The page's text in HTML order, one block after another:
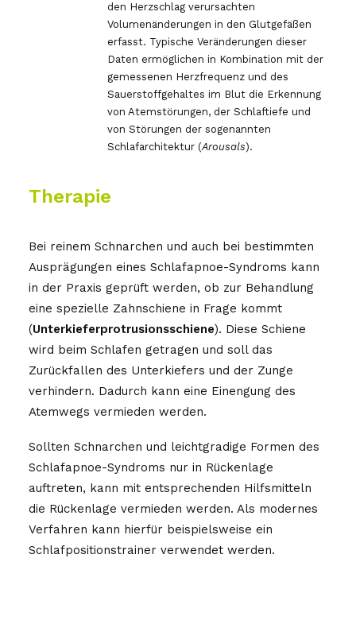
den Herzschlag verursachten
Volumenänderungen in den Glutgefäßen
erfasst. Typische Veränderungen dieser
Daten ermöglichen in Kombination mit der
gemessenen Herzfrequenz und des
Sauerstoffgehaltes im Blut die Erkennung
von Atemstörungen, der Schlaftiefe und
von Störungen der sogenannten
Schlafarchitektur (Arousals).
Therapie
Bei reinem Schnarchen und auch bei bestimmten
Ausprägungen eines Schlafapnoe-Syndroms kann
in der Praxis geprüft werden, ob zur Behandlung
eine spezielle Zahnschiene in Frage kommt
(Unterkieferprotrusionsschiene). Diese Schiene
wird beim Schlafen getragen und soll das
Zurückfallen des Unterkiefers und der Zunge
verhindern. Dadurch kann eine Einengung des
Atemwegs vermieden werden.
Sollten Schnarchen und leichtgradige Formen des
Schlafapnoe-Syndroms nur in Rückenlage
auftreten, kann mit entsprechenden Hilfsmitteln
die Rückenlage vermieden werden. Als modernes
Verfahren kann hierfür beispielsweise ein
Schlafpositionstrainer verwendet werden.